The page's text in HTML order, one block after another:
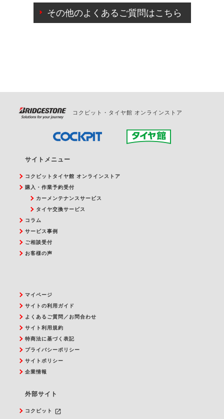
ご来店予約日の3営業日前を過ぎている場合のご予約
の日時変更につきましては、直接ご予約の店舗まで
その他のよくあるご質問はこちら
コクピット・タイヤ館 オンラインストア
サイトメニュー
コクピットタイヤ館 オンラインストア
購入・作業予約受付
カーメンテナンスサービス
タイヤ交換サービス
コラム
サービス事例
ご相談受付
お客様の声
マイページ
サイトの利用ガイド
よくあるご質問／お問合わせ
サイト利用規約
特商法に基づく表記
プライバシーポリシー
サイトポリシー
企業情報
外部サイト
コクピット
launch